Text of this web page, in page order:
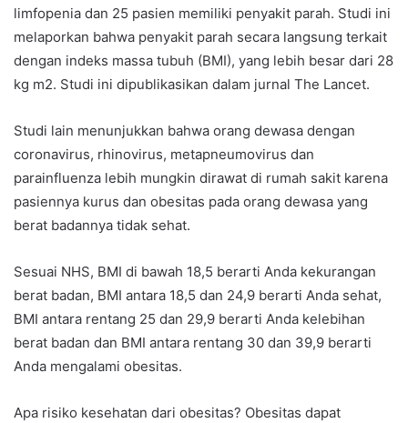
limfopenia dan 25 pasien memiliki penyakit parah. Studi ini
melaporkan bahwa penyakit parah secara langsung terkait
dengan indeks massa tubuh (BMI), yang lebih besar dari 28
kg m2. Studi ini dipublikasikan dalam jurnal The Lancet.
Studi lain menunjukkan bahwa orang dewasa dengan
coronavirus, rhinovirus, metapneumovirus dan
parainfluenza lebih mungkin dirawat di rumah sakit karena
pasiennya kurus dan obesitas pada orang dewasa yang
berat badannya tidak sehat.
Sesuai NHS, BMI di bawah 18,5 berarti Anda kekurangan
berat badan, BMI antara 18,5 dan 24,9 berarti Anda sehat,
BMI antara rentang 25 dan 29,9 berarti Anda kelebihan
berat badan dan BMI antara rentang 30 dan 39,9 berarti
Anda mengalami obesitas.
Apa risiko kesehatan dari obesitas? Obesitas dapat